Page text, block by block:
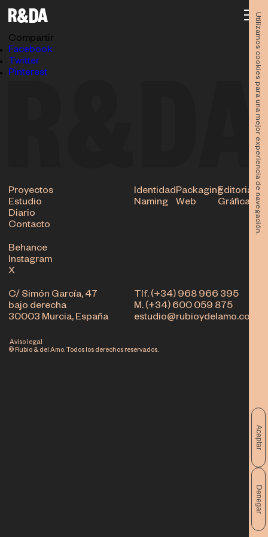
Utilizamos cookies para una mejor experiencia de navegación.
Aceptar
Denegar
30.01.2018
Compartir
Facebook
Twitter
Pinterest
Tlf. (+34) 968 966 395
M. (+34) 600 059 875
estudio@rubioydelamo.com
C/ Simón García, 47
bajo derecha
30003 Murcia, España
Proyectos
Estudio
Diario
Contacto
IdentidadPackagingEditorial
Naming
Web Gráfica
Behance
Instagram
X
© Rubio & del Amo. Todos los derechos reservados.
Aviso legal